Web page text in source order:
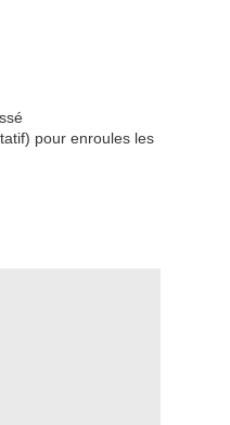
pour enroules les